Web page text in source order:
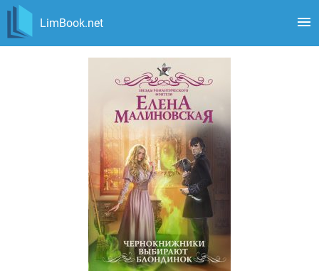
LimBook.net